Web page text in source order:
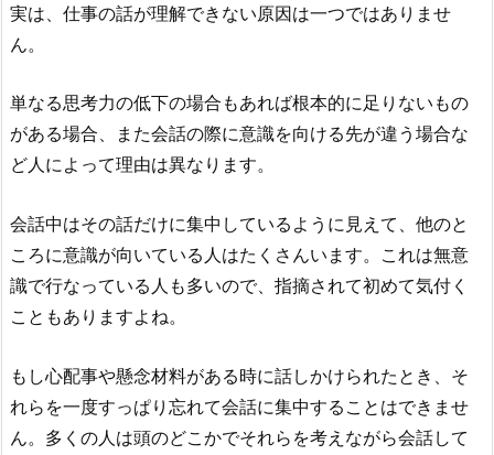
実は、仕事の話が理解できない原因は一つではありませ
ん。
単なる思考力の低下の場合もあれば根本的に足りないもの
がある場合、また会話の際に意識を向ける先が違う場合な
ど人によって理由は異なります。
会話中はその話だけに集中しているように見えて、他のと
ころに意識が向いている人はたくさんいます。これは無意
識で行なっている人も多いので、指摘されて初めて気付く
こともありますよね。
もし心配事や懸念材料がある時に話しかけられたとき、そ
れらを一度すっぱり忘れて会話に集中することはできませ
ん。多くの人は頭のどこかでそれらを考えながら会話して